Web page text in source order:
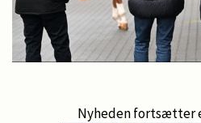
Nyheden fortsætter